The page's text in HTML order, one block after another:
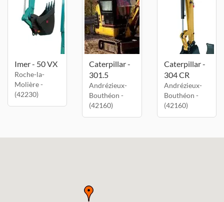
Imer - 50 VX
Roche-la-
Molière -
(42230)
Caterpillar -
301.5
Andrézieux-
Bouthéon -
(42160)
Caterpillar -
304 CR
Andrézieux-
Bouthéon -
(42160)